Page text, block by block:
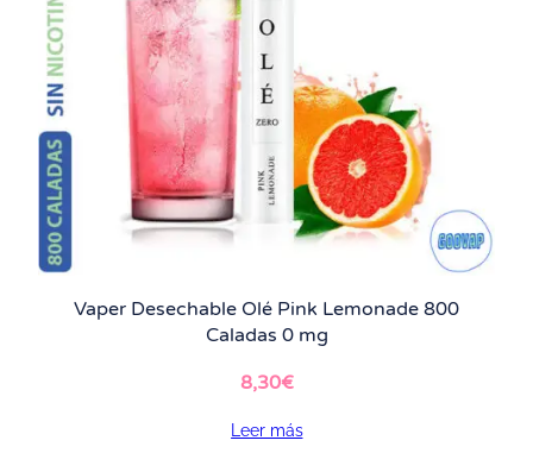
Vaper Desechable Olé Pink Lemonade 800
Caladas 0 mg
8,30€
Leer más